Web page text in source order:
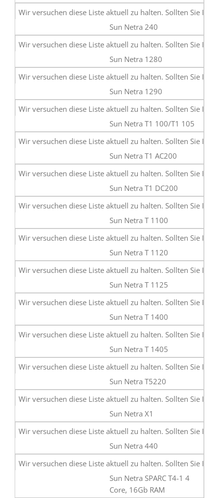
Sun Netra 240
Sun Netra 1280
Sun Netra 1290
Sun Netra T1 100/T1 105
Sun Netra T1 AC200
Sun Netra T1 DC200
Sun Netra T 1100
Sun Netra T 1120
Sun Netra T 1125
Sun Netra T 1400
Sun Netra T 1405
Sun Netra T5220
Sun Netra X1
Sun Netra 440
Sun Netra SPARC T4-1 4
Core, 16Gb RAM